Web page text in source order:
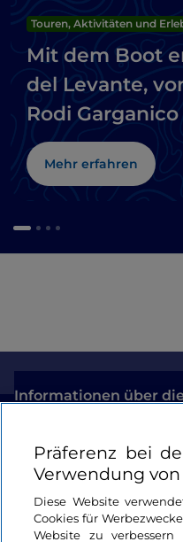
Touren, Aktivitäten und
Mit dem Boot
del Levante,
Rodi Garganico
Mehr erfahren
Informationen über
Nützliche Links
Login
Bleiben wir in Kontakt
Präferenz bei
Verwendung von
Diese Website
Cookies für
Website zu